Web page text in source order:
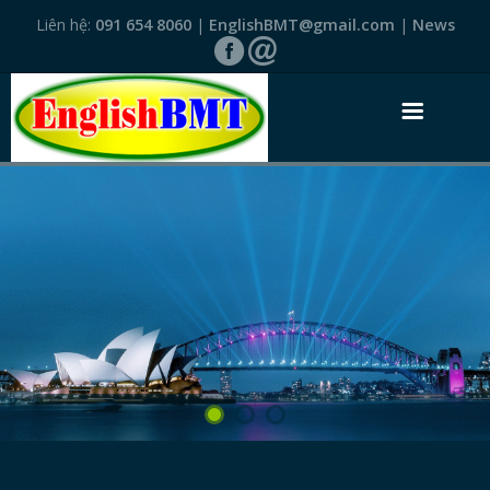
Liên hệ: 091 654 8060| EnglishBMT@gmail.com | News
GIỚI THIỆU
VĂN BẰNG